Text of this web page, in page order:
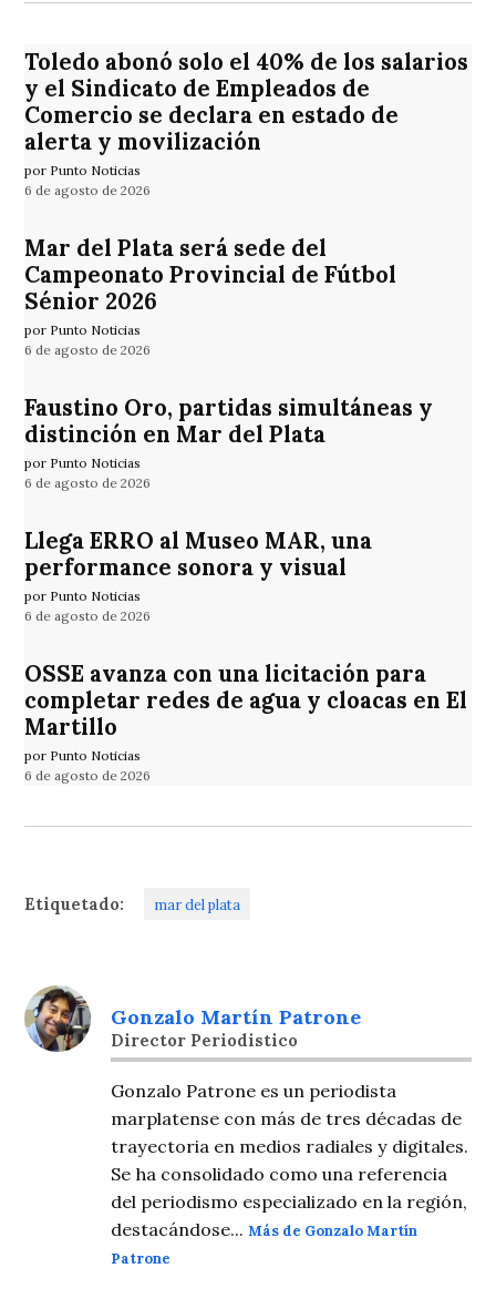
Toledo abonó solo el 40% de los salarios
y el Sindicato de Empleados de
Comercio se declara en estado de
alerta y movilización
por Punto Noticias
6 de agosto de 2026
Mar del Plata será sede del
Campeonato Provincial de Fútbol
Sénior 2026
por Punto Noticias
6 de agosto de 2026
Faustino Oro, partidas simultáneas y
distinción en Mar del Plata
por Punto Noticias
6 de agosto de 2026
Llega ERRO al Museo MAR, una
performance sonora y visual
por Punto Noticias
6 de agosto de 2026
OSSE avanza con una licitación para
completar redes de agua y cloacas en El
Martillo
por Punto Noticias
6 de agosto de 2026
Etiquetado: mar del plata
Gonzalo Martín Patrone
Director Periodistico
Gonzalo Patrone es un periodista
marplatense con más de tres décadas de
trayectoria en medios radiales y digitales.
Se ha consolidado como una referencia
del periodismo especializado en la región,
destacándose...Más de Gonzalo Martín
Patrone